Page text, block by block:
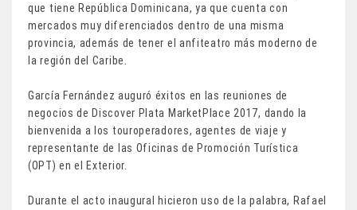
que tiene República Dominicana, ya que cuenta con
mercados muy diferenciados dentro de una misma
provincia, además de tener el anfiteatro más moderno de
la región del Caribe.
García Fernández auguró éxitos en las reuniones de
negocios de Discover Plata MarketPlace 2017, dando la
bienvenida a los touroperadores, agentes de viaje y
representante de las Oficinas de Promoción Turística
(OPT) en el Exterior.
Durante el acto inaugural hicieron uso de la palabra, Rafael